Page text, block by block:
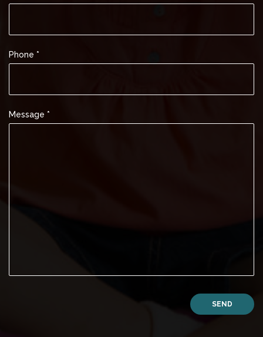
Phone *
Message *
SEND